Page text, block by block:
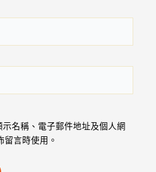
示名稱、電子郵件地址及個人網
留言時使用。